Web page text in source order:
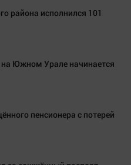
района исполнился 101
на Южном Урале начинается
пенсионера с потерей